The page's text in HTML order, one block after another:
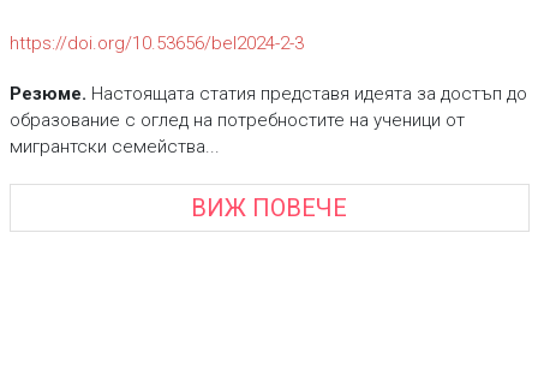
https://doi.org/10.53656/bel2024-2-3
Резюме. Настоящата статия представя идеята за достъп до
образование с оглед на потребностите на ученици от
мигрантски семейства...
ВИЖ ПОВЕЧЕ